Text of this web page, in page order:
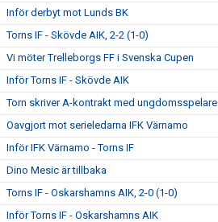
Inför derbyt mot Lunds BK
Torns IF - Skövde AIK, 2-2 (1-0)
Vi möter Trelleborgs FF i Svenska Cupen
Inför Torns IF - Skövde AIK
Torn skriver A-kontrakt med ungdomsspelare
Oavgjort mot serieledarna IFK Värnamo
Inför IFK Värnamo - Torns IF
Dino Mesic är tillbaka
Torns IF - Oskarshamns AIK, 2-0 (1-0)
Inför Torns IF - Oskarshamns AIK